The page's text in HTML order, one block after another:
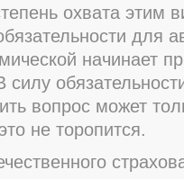
охвата этим
для
начинает
силу
вопрос может
не торопится.